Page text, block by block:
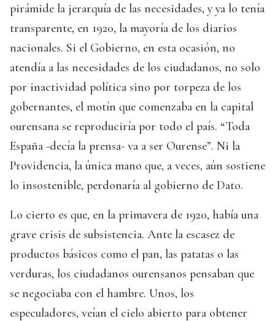
pirámide la jerarquía de las necesidades, y ya lo tenía
transparente, en 1920, la mayoría de los diarios
nacionales. Si el Gobierno, en esta ocasión, no
atendía a las necesidades de los ciudadanos, no solo
por inactividad política sino por torpeza de los
gobernantes, el motín que comenzaba en la capital
ourensana se reproduciría por todo el país. “Toda
España -decía la prensa- va a ser Ourense”. Ni la
Providencia, la única mano que, a veces, aún sostiene
lo insostenible, perdonaría al gobierno de Dato.
Lo cierto es que, en la primavera de 1920, había una
grave crisis de subsistencia. Ante la escasez de
productos básicos como el pan, las patatas o las
verduras, los ciudadanos ourensanos pensaban que
se negociaba con el hambre. Unos, los
especuladores, veían el cielo abierto para obtener